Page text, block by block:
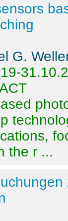
G.
the r ...